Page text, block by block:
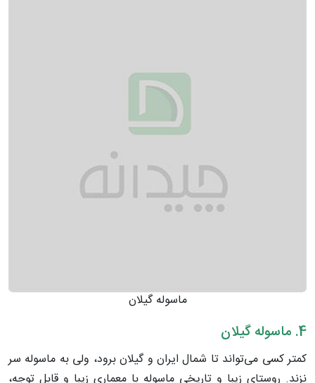
ماسوله گیلان
4. ماسوله گیلان
کمتر کسی می‌تواند تا شمال ایران و گیلان برود، ولی به ماسوله سر
نزند. روستای زیبا و تاریخی ماسوله با معماری زیبا و قابل توجه،